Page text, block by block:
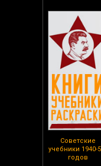
Советские
учебники 1940-
годов